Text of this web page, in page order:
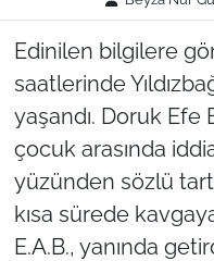
Edinilen bilgilere
saatlerinde
yaşandı. Doruk Efe
çocuk arasında
yüzünden sözlü
kısa sürede
E.A.B., yanında